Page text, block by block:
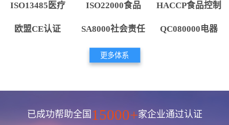
ISO13485医疗 ISO22000食品 HACCP食品控制
欧盟CE认证 SA8000社会责任 QC080000电器
更多体系
已成功帮助全国 15000+家企业通过认证